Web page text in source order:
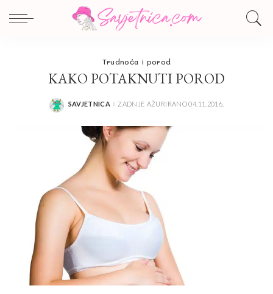
Trudnoća i porod
KAKO POTAKNUTI POROD
POSTED
SAVJETNICA ZADNJE AŽURIRANO 04.11.2016.